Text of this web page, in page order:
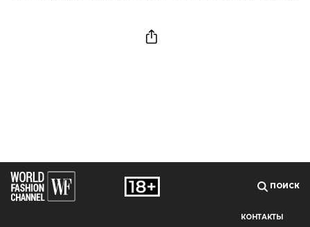
ПОИСК
КОНТАКТЫ